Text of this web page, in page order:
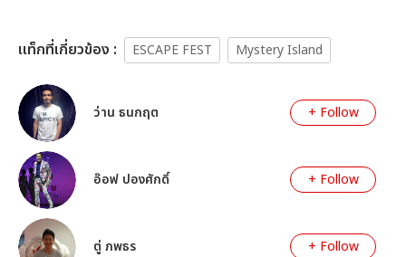
เเท็กที่เกี่ยวข้อง : ESCAPE FEST Mystery Island
ว่าน ธนกฤต + Follow
อ๊อฟ ปองศักดิ์ + Follow
ตู่ ภพธร + Follow